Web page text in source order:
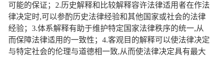
可能的保证； 2.历史解释和比较解释容许法律适用者在作法
律决定时,可以参酌历史法律经验和其他国家或社会的法律
经验； 3.体系解释有助于维护特定国家法律秩序的统一,从
而保障法律适用的一致性； 4.客观目的解释可以使法律决定
与特定社会的伦理与道德相一致,从而使法律决定具有最大